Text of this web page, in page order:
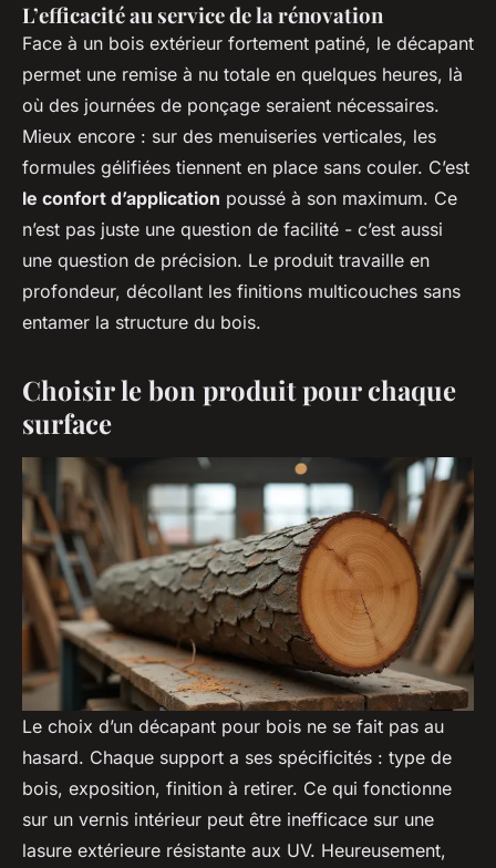
L’efficacité au service de la rénovation
Face à un bois extérieur fortement patiné, le décapant
permet une remise à nu totale en quelques heures, là
où des journées de ponçage seraient nécessaires.
Mieux encore : sur des menuiseries verticales, les
formules gélifiées tiennent en place sans couler. C’est
le confort d’application poussé à son maximum. Ce
n’est pas juste une question de facilité - c’est aussi
une question de précision. Le produit travaille en
profondeur, décollant les finitions multicouches sans
entamer la structure du bois.
Choisir le bon produit pour chaque
surface
Le choix d’un décapant pour bois ne se fait pas au
hasard. Chaque support a ses spécificités : type de
bois, exposition, finition à retirer. Ce qui fonctionne
sur un vernis intérieur peut être inefficace sur une
lasure extérieure résistante aux UV. Heureusement,